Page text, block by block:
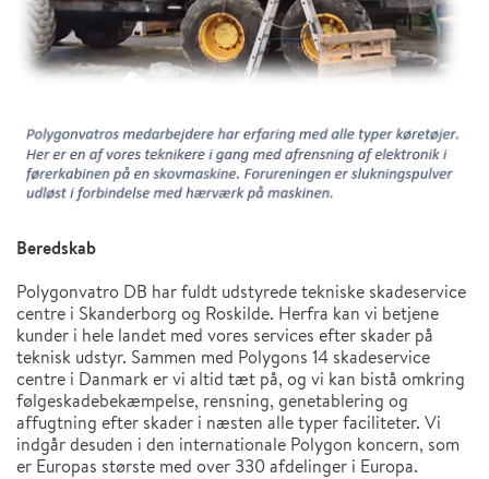
Beredskab
Polygonvatro DB har fuldt udstyrede tekniske skadeservice
centre i Skanderborg og Roskilde. Herfra kan vi betjene
kunder i hele landet med vores services efter skader på
teknisk udstyr. Sammen med Polygons 14 skadeservice
centre i Danmark er vi altid tæt på, og vi kan bistå omkring
følgeskadebekæmpelse, rensning, genetablering og
affugtning efter skader i næsten alle typer faciliteter. Vi
indgår desuden i den internationale Polygon koncern, som
er Europas største med over 330 afdelinger i Europa.